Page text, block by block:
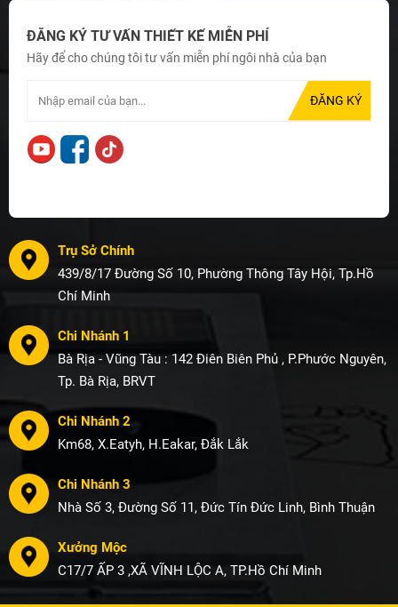
ĐĂNG KÝ TƯ VẤN THIẾT KẾ MIỄN PHÍ
Hãy để cho chúng tôi tư vấn miễn phí ngôi nhà của bạn
Trụ Sở Chính
439/8/17 Đường Số 10, Phường Thông Tây Hội, Tp.Hồ
Chí Minh
Chi Nhánh 1
Bà Rịa - Vũng Tàu : 142 Điên Biên Phủ , P.Phước Nguyên,
Tp. Bà Rịa, BRVT
Chi Nhánh 2
Km68, X.Eatyh, H.Eakar, Đắk Lắk
Chi Nhánh 3
Nhà Số 3, Đường Số 11, Đức Tín Đức Linh, Bình Thuận
Xưởng Mộc
C17/7 ẤP 3 ,XÃ VĨNH LỘC A, TP.Hồ Chí Minh